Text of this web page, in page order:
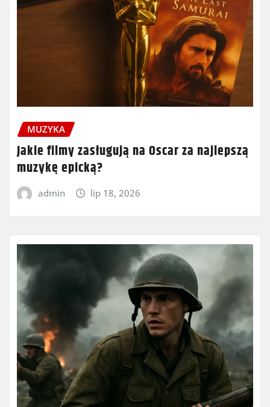
MUZYKA
Jakie filmy zasługują na Oscar za najlepszą
muzykę epicką?
admin lip 18, 2026